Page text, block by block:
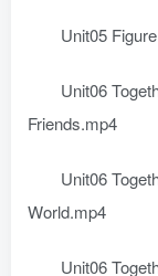
Unit05
Unit06
Friends.mp4
Unit06
World.mp4
Unit06